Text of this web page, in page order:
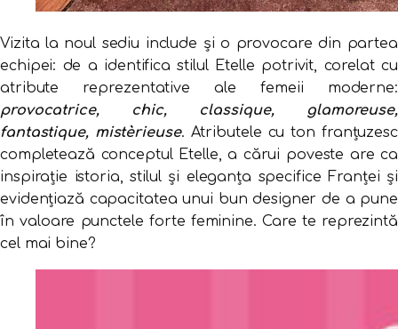
Vizita la noul sediu include și o provocare din partea
echipei: de a identifica stilul Etelle potrivit, corelat cu
atribute reprezentative ale femeii moderne:
provocatrice, chic, classique, glamoreuse,
fantastique, mistèrieuse. Atributele cu ton franțuzesc
completează conceptul Etelle, a cărui poveste are ca
inspirație istoria, stilul și eleganța specifice Franței și
evidențiază capacitatea unui bun designer de a pune
în valoare punctele forte feminine. Care te reprezintă
cel mai bine?